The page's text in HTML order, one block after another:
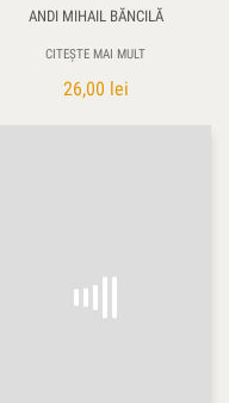
ANDI MIHAIL BĂNCILĂ
CITEȘTE MAI MULT
26,00 lei